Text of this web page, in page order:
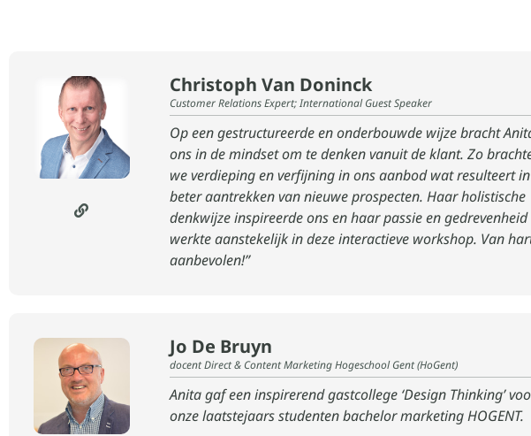
Christoph Van Doninck
Customer Relations Expert; International Guest Speaker
Op een gestructureerde en onderbouwde wijze bracht
ons in de mindset om te denken vanuit de klant. Zo
we verdieping en verfijning in ons aanbod wat resulteert in
beter aantrekken van nieuwe prospecten. Haar holistische
denkwijze inspireerde ons en haar passie en gedrevenheid
werkte aanstekelijk in deze interactieve workshop. Van
aanbevolen!”
Jo De Bruyn
docent Direct & Content Marketing Hogeschool Gent (HoGent)
Anita gaf een inspirerend gastcollege ‘Design Thinking’
onze laatstejaars studenten bachelor marketing HOGENT.